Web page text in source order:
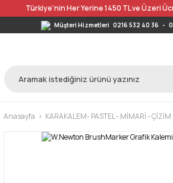
Türkiye’nin Her Yerine 1450 TL ve Üzeri
Müşteri Hizmetleri 0216 532 40 36 -
Anasayfa KARAKALEM- PASTEL - MİMARİ - ÇİZİM